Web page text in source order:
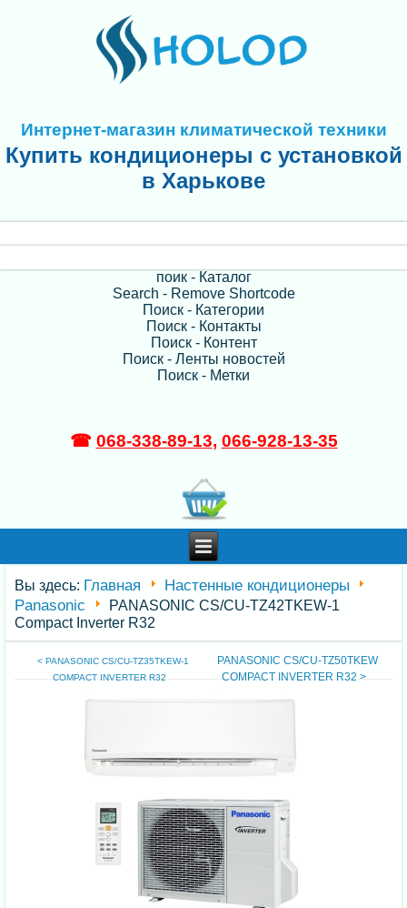
Интернет-магазин климатической техники
Купить кондиционеры с установкой
в Харькове
поик - Каталог
Search - Remove Shortcode
Поиск - Категории
Поиск - Контакты
Поиск - Контент
Поиск - Ленты новостей
Поиск - Метки
☎ 068-338-89-13, 066-928-13-35
Вы здесь: Главная
Настенные кондиционеры
Panasonic
PANASONIC CS/CU-TZ42TKEW-1
Compact Inverter R32
< PANASONIC CS/CU-TZ35TKEW-1
COMPACT INVERTER R32
PANASONIC CS/CU-TZ50TKEW
COMPACT INVERTER R32 >